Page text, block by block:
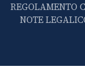
REGOLAMENTO
NOTE LEGALI